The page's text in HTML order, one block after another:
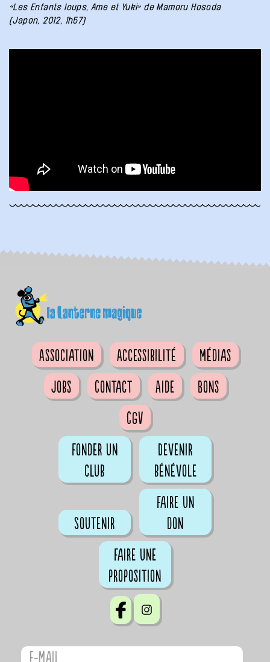
«Les Enfants loups, Ame et Yuki» de Mamoru Hosoda
(Japon, 2012, 1h57)
Association Accessibilité
Médias
Jobs
Contact Aide
Bons
CGV
Fonder un
club
Devenir
bénévole
Soutenir
Faire un
don
Faire une
proposition